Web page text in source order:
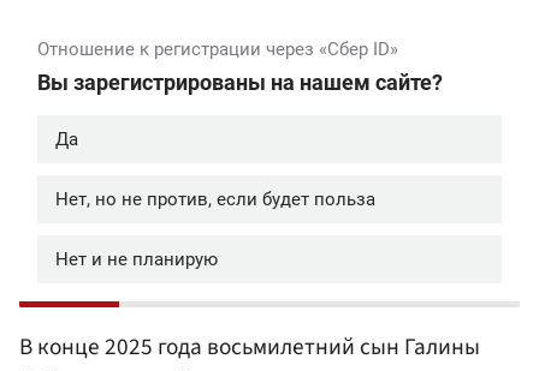
В конце 2025 года восьмилетний сын Галины